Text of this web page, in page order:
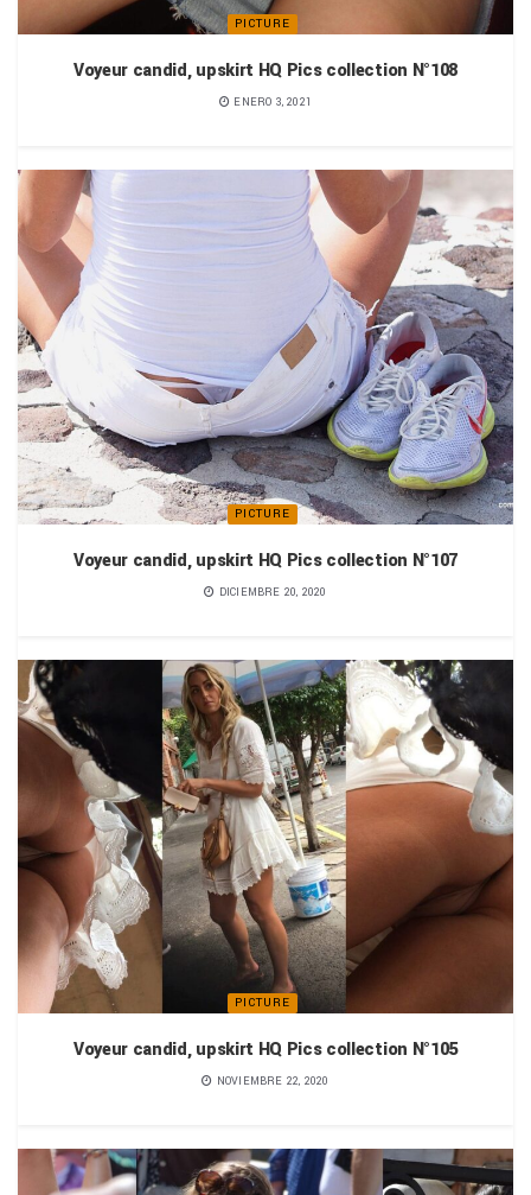
PICTURE
Voyeur candid, upskirt HQ Pics collection N°108
ENERO 3, 2021
PICTURE
Voyeur candid, upskirt HQ Pics collection N°107
DICIEMBRE 20, 2020
PICTURE
Voyeur candid, upskirt HQ Pics collection N°105
NOVIEMBRE 22, 2020